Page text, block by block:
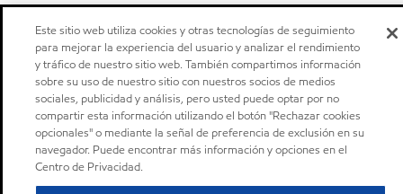
Este sitio web utiliza cookies y otras tecnologías de seguimiento
para mejorar la experiencia del usuario y analizar el rendimiento
y tráfico de nuestro sitio web. También compartimos información
sobre su uso de nuestro sitio con nuestros socios de medios
sociales, publicidad y análisis, pero usted puede optar por no
compartir esta información utilizando el botón "Rechazar cookies
opcionales" o mediante la señal de preferencia de exclusión en su
navegador. Puede encontrar más información y opciones en el
Centro de Privacidad.